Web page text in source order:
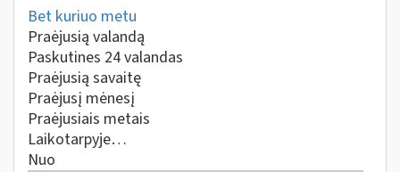
Bet kuriuo metu
Praėjusią valandą
Paskutines 24 valandas
Praėjusią savaitę
Praėjusį mėnesį
Praėjusiais metais
Laikotarpyje…
Nuo